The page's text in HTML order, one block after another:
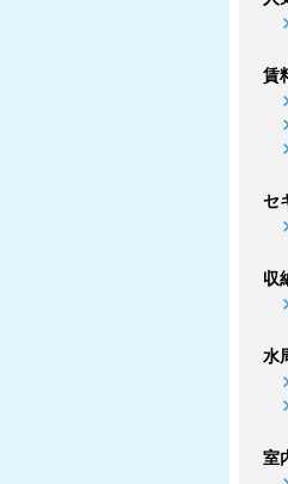
賃
セ
収
水
室